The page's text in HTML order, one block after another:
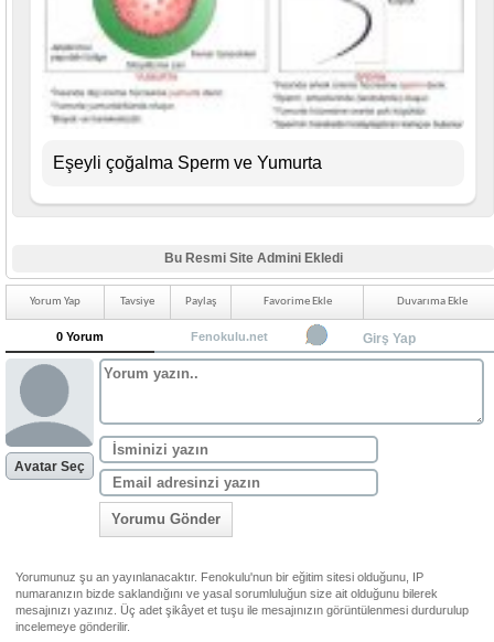
Eşeyli çoğalma Sperm ve Yumurta
Bu Resmi Site Admini Ekledi
Yorum Yap Tavsiye Paylaş Favorime Ekle Duvarıma Ekle
0 Yorum Fenokulu.net Girş Yap
Avatar Seç
Yorumu Gönder
Yorumunuz şu an yayınlanacaktır. Fenokulu'nun bir eğitim sitesi olduğunu, IP
numaranızın bizde saklandığını ve yasal sorumluluğun size ait olduğunu bilerek
mesajınızı yazınız. Üç adet şikâyet et tuşu ile mesajınızın görüntülenmesi durdurulup
incelemeye gönderilir.